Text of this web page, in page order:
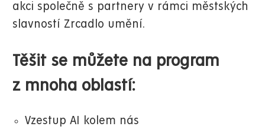
akci společně s partnery v rámci městských
slavností Zrcadlo umění.
Těšit se můžete na program
z mnoha oblastí:
Vzestup AI kolem nás